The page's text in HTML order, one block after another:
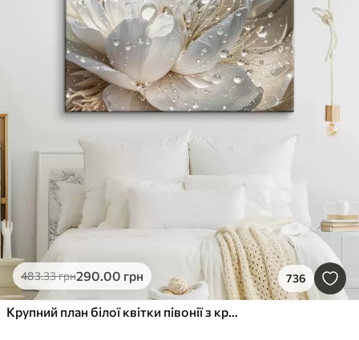
Картини Аквареллю
Найпопулярніші
Очистити фільтр
483.33грн290.00 грн 736
Крупний план білої квітки півонії з крапельками води на пелюстках на розмитому фоні